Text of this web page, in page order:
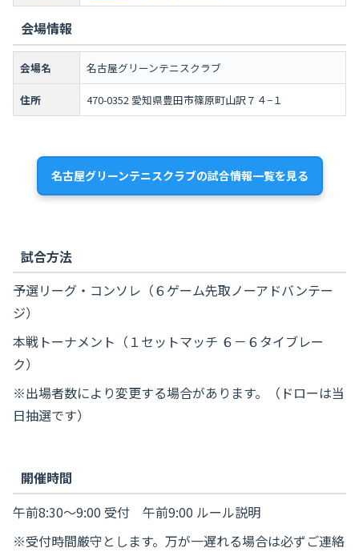
会場情報
会場名 名古屋グリーンテニスクラブ
住所 470-0352 愛知県豊田市篠原町山訳７４−１
名古屋グリーンテニスクラブの試合情報一覧を見る
試合方法
予選リーグ・コンソレ（６ゲーム先取ノーアドバンテー
ジ）
本戦トーナメント（１セットマッチ ６－６タイブレー
ク）
※出場者数により変更する場合があります。（ドローは当
日抽選です）
開催時間
午前8:30～9:00 受付 午前9:00 ルール説明
※受付時間厳守とします。万が一遅れる場合は必ずご連絡